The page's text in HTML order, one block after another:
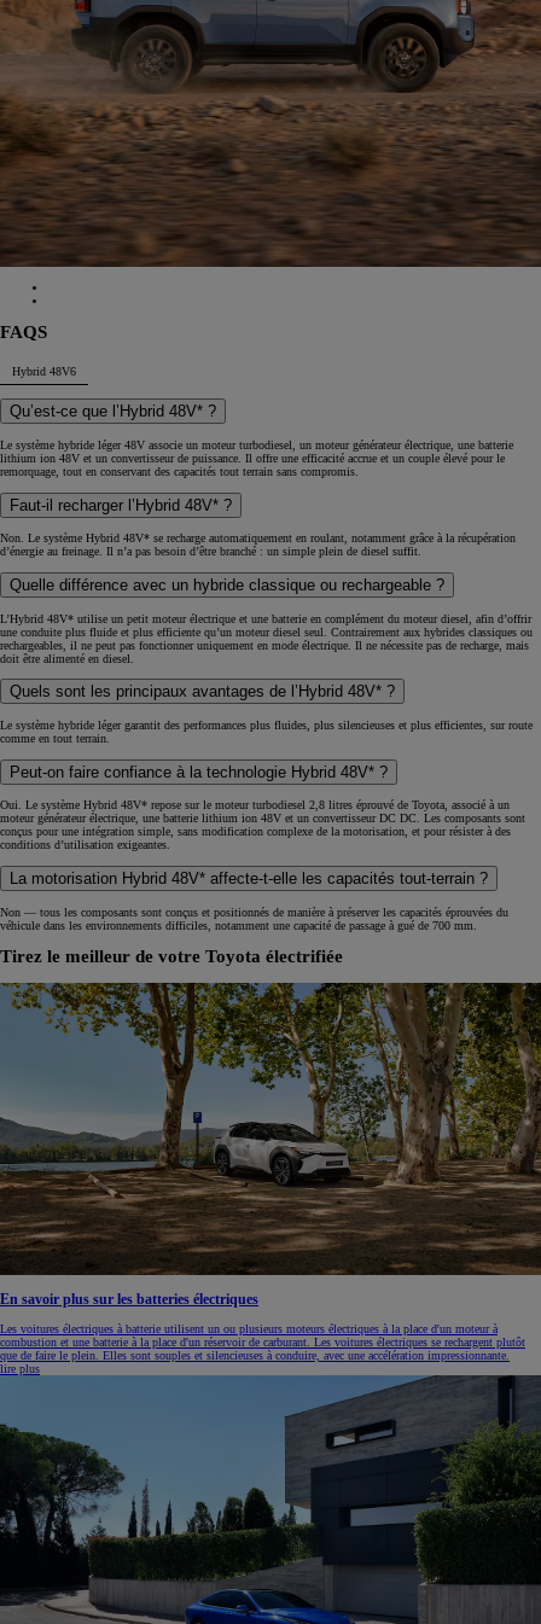
FAQS
Hybrid 48V6
Qu’est-ce que l’Hybrid 48V* ?
Le système hybride léger 48V associe un moteur turbodiesel, un moteur générateur électrique, une batterie
lithium ion 48V et un convertisseur de puissance. Il offre une efficacité accrue et un couple élevé pour le
remorquage, tout en conservant des capacités tout terrain sans compromis.
Faut-il recharger l’Hybrid 48V* ?
Non. Le système Hybrid 48V* se recharge automatiquement en roulant, notamment grâce à la récupération
d’énergie au freinage. Il n’a pas besoin d’être branché : un simple plein de diesel suffit.
Quelle différence avec un hybride classique ou rechargeable ?
L’Hybrid 48V* utilise un petit moteur électrique et une batterie en complément du moteur diesel, afin d’offrir
une conduite plus fluide et plus efficiente qu’un moteur diesel seul. Contrairement aux hybrides classiques ou
rechargeables, il ne peut pas fonctionner uniquement en mode électrique. Il ne nécessite pas de recharge, mais
doit être alimenté en diesel.
Quels sont les principaux avantages de l’Hybrid 48V* ?
Le système hybride léger garantit des performances plus fluides, plus silencieuses et plus efficientes, sur route
comme en tout terrain.
Peut-on faire confiance à la technologie Hybrid 48V* ?
Oui. Le système Hybrid 48V* repose sur le moteur turbodiesel 2,8 litres éprouvé de Toyota, associé à un
moteur générateur électrique, une batterie lithium ion 48V et un convertisseur DC DC. Les composants sont
conçus pour une intégration simple, sans modification complexe de la motorisation, et pour résister à des
conditions d’utilisation exigeantes.
La motorisation Hybrid 48V* affecte-t-elle les capacités tout-terrain ?
Non — tous les composants sont conçus et positionnés de manière à préserver les capacités éprouvées du
véhicule dans les environnements difficiles, notamment une capacité de passage à gué de 700 mm.
Tirez le meilleur de votre Toyota électrifiée
En savoir plus sur les batteries électriques
Les voitures électriques à batterie utilisent un ou plusieurs moteurs électriques à la place d'un moteur à
combustion et une batterie à la place d'un réservoir de carburant. Les voitures électriques se rechargent plutôt
que de faire le plein. Elles sont souples et silencieuses à conduire, avec une accélération impressionnante.
lire plus